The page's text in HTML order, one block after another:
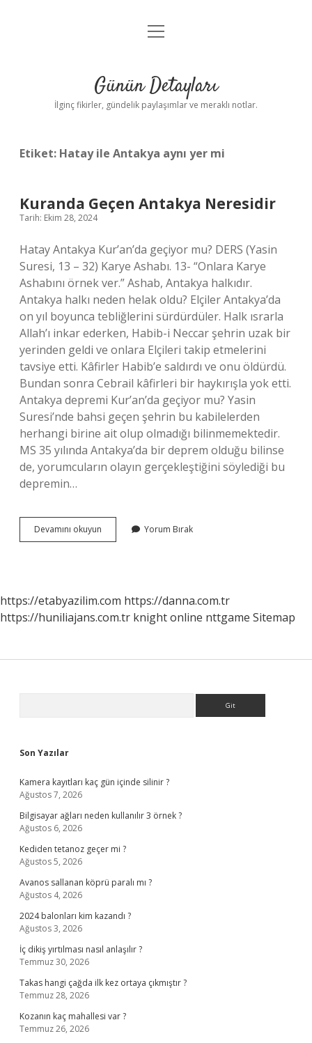
Gizlilik Politikası
Yasal Uyarı
menüyü
Günün Detayları
İlginç fikirler, gündelik paylaşımlar ve meraklı notlar.
Etiket: Hatay ile Antakya aynı yer mi
Kuranda Geçen Antakya Neresidir
Tarih: Ekim 28, 2024
Hatay Antakya Kur’an’da geçiyor mu? DERS (Yasin
Suresi, 13 – 32) Karye Ashabı. 13- “Onlara Karye
Ashabını örnek ver.” Ashab, Antakya halkıdır.
Antakya halkı neden helak oldu? Elçiler Antakya’da
on yıl boyunca tebliğlerini sürdürdüler. Halk ısrarla
Allah’ı inkar ederken, Habib-i Neccar şehrin uzak bir
yerinden geldi ve onlara Elçileri takip etmelerini
tavsiye etti. Kâfirler Habib’e saldırdı ve onu öldürdü.
Bundan sonra Cebrail kâfirleri bir haykırışla yok etti.
Antakya depremi Kur’an’da geçiyor mu? Yasin
Suresi’nde bahsi geçen şehrin bu kabilelerden
herhangi birine ait olup olmadığı bilinmemektedir.
MS 35 yılında Antakya’da bir deprem olduğu bilinse
de, yorumcuların olayın gerçekleştiğini söylediği bu
depremin…
Devamını okuyun Kuranda
Geçen
Yorum Bırak
https://etabyazilim.com https://danna.com.tr
https://huniliajans.com.tr knight online nttgame Sitemap
Son Yazılar
Kamera kayıtları kaç gün içinde silinir ?
Ağustos 7, 2026
Bilgisayar ağları neden kullanılır 3 örnek ?
Ağustos 6, 2026
Kediden tetanoz geçer mi ?
Ağustos 5, 2026
Avanos sallanan köprü paralı mı ?
Ağustos 4, 2026
2024 balonları kim kazandı ?
Ağustos 3, 2026
İç dikiş yırtılması nasıl anlaşılır ?
Temmuz 30, 2026
Takas hangi çağda ilk kez ortaya çıkmıştır ?
Temmuz 28, 2026
Kozanın kaç mahallesi var ?
Temmuz 26, 2026